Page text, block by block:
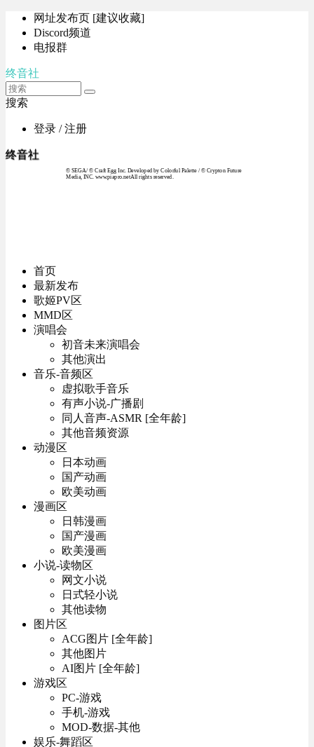
网址发布页 [建议收藏]
Discord频道
电报群
终音社
搜索
登录 / 注册
终音社
© SEGA / © Craft Egg Inc. Developed by Colorful Palette / © Crypton Future
Media, INC. www.piapro.netAll rights reserved.
首页
最新发布
歌姬PV区
MMD区
演唱会
初音未来演唱会
其他演出
音乐-音频区
虚拟歌手音乐
有声小说-广播剧
同人音声-ASMR [全年龄]
其他音频资源
动漫区
日本动画
国产动画
欧美动画
漫画区
日韩漫画
国产漫画
欧美漫画
小说-读物区
网文小说
日式轻小说
其他读物
图片区
ACG图片 [全年龄]
其他图片
AI图片 [全年龄]
游戏区
PC-游戏
手机-游戏
MOD-数据-其他
娱乐-舞蹈区